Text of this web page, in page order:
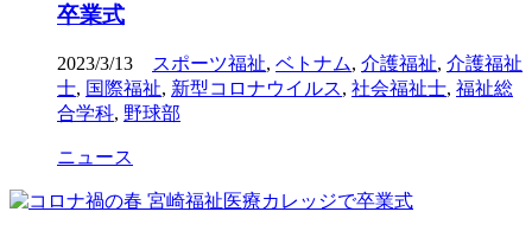
卒業式
2023/3/13 スポーツ福祉, ベトナム, 介護福祉, 介護福祉
士, 国際福祉, 新型コロナウイルス, 社会福祉士, 福祉総
合学科, 野球部
ニュース